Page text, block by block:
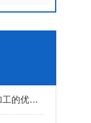
天利恒诚：低温超微粉碎代加工的优选择